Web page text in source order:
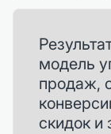
модель
продаж,
скидок и